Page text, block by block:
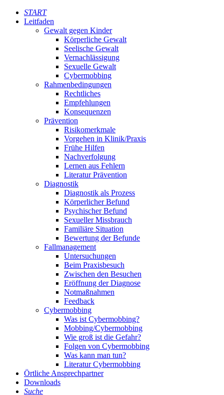
START
Leitfaden
Gewalt gegen Kinder
Körperliche Gewalt
Seelische Gewalt
Vernachlässigung
Sexuelle Gewalt
Cybermobbing
Rahmenbedingungen
Rechtliches
Empfehlungen
Konsequenzen
Prävention
Risikomerkmale
Vorgehen in Klinik/Praxis
Frühe Hilfen
Nachverfolgung
Lernen aus Fehlern
Literatur Prävention
Diagnostik
Diagnostik als Prozess
Körperlicher Befund
Psychischer Befund
Sexueller Missbrauch
Familiäre Situation
Bewertung der Befunde
Fallmanagement
Untersuchungen
Beim Praxisbesuch
Zwischen den Besuchen
Eröffnung der Diagnose
Notmaßnahmen
Feedback
Cybermobbing
Was ist Cybermobbing?
Mobbing/Cybermobbing
Wie groß ist die Gefahr?
Folgen von Cybermobbing
Was kann man tun?
Literatur Cybermobbing
Örtliche Ansprechpartner
Downloads
Suche